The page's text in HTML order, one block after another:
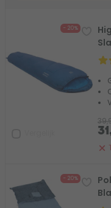
- 20%
- 20%